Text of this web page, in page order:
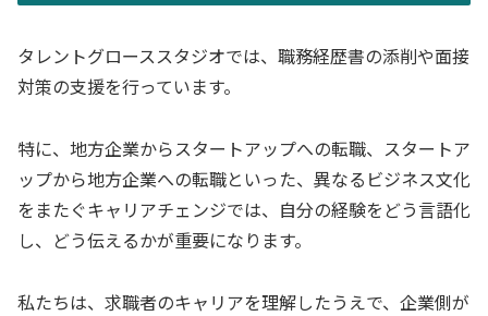
タレントグローススタジオでは、職務経歴書の添削や面接
対策の支援を行っています。
特に、地方企業からスタートアップへの転職、スタートア
ップから地方企業への転職といった、異なるビジネス文化
をまたぐキャリアチェンジでは、自分の経験をどう言語化
し、どう伝えるかが重要になります。
私たちは、求職者のキャリアを理解したうえで、企業側が